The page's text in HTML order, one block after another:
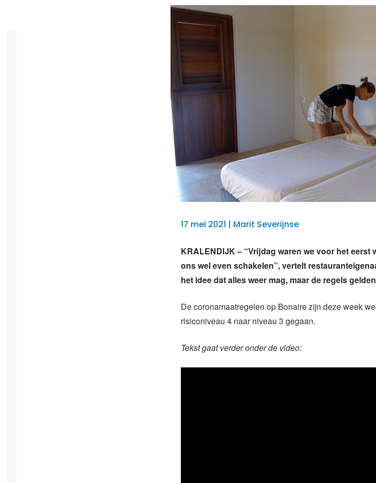
17 mei 2021 | Marit Severijnse
KRALENDIJK – “Vrijdag waren we voor het eerst
ons wel even schakelen”, vertelt
het idee dat alles weer mag, maar de regels
De coronamaatregelen op Bonaire zijn deze week
risiconiveau 4 naar niveau 3 gegaan.
Tekst gaat verder onder de video: